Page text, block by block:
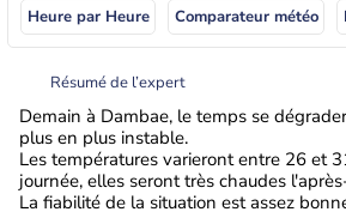
Heure par Heure Comparateur météo
Résumé de l’expert
Demain à Dambae, le temps se
plus en plus instable.
Les températures varieront entre 26 et
journée, elles seront très chaudes
La fiabilité de la situation est assez